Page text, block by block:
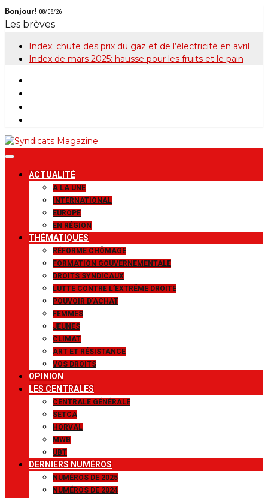
Skip
to
Bonjour! 08/08/26
Les brèves
Index: chute des prix du gaz et de l’électricité en avril
Index de mars 2025: hausse pour les fruits et le pain
Syndicats
Magazine
Le magazine de la FGTB
ACTUALITÉ
A LA UNE
INTERNATIONAL
EUROPE
EN RÉGION
THÉMATIQUES
RÉFORME CHÔMAGE
FORMATION GOUVERNEMENTALE
DROITS SYNDICAUX
LUTTE CONTRE L’EXTRÊME DROITE
POUVOIR D’ACHAT
FEMMES
JEUNES
CLIMAT
ART ET RÉSISTANCE
VOS DROITS
OPINION
LES CENTRALES
CENTRALE GÉNÉRALE
SETCA
HORVAL
MWB
UBT
DERNIERS NUMÉROS
NUMÉROS DE 2025
NUMÉROS DE 2024